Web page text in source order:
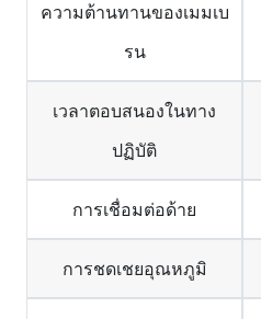
ความต้านทานของเมมเบ
รน
เวลาตอบสนองในทาง
ปฏิบัติ
การเชื่อมต่อด้าย
การชดเชยอุณหภูมิ